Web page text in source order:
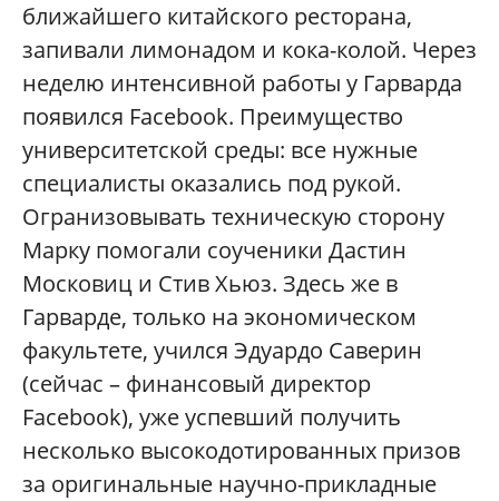
ближайшего китайского ресторана,
запивали лимонадом и кока-колой. Через
неделю интенсивной работы у Гарварда
появился Facebook. Преимущество
университетской среды: все нужные
специалисты оказались под рукой.
Огранизовывать техническую сторону
Марку помогали соученики Дастин
Московиц и Стив Хьюз. Здесь же в
Гарварде, только на экономическом
факультете, учился Эдуардо Саверин
(сейчас – финансовый директор
Facebook), уже успевший получить
несколько высокодотированных призов
за оригинальные научно-прикладные